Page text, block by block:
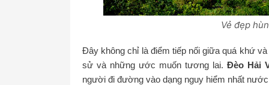
Vẻ đẹp
Đây không chỉ là điểm tiếp nối giữa quá khứ
sử và những ước muốn tương lai. Đèo Hải
người đi đường vào dạng nguy hiểm nhất